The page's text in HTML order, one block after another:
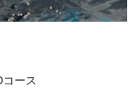
コース